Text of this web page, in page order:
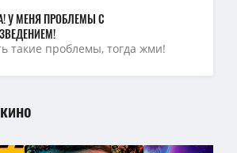
У МЕНЯ ПРОБЛЕМЫ С
такие проблемы, тогда жми!